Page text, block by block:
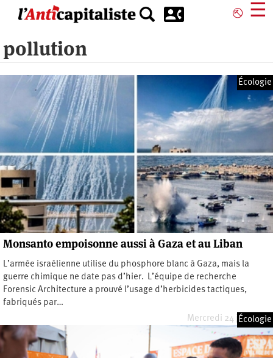
principal
⎋ ☰
pollution
Écologie
Monsanto empoisonne aussi à Gaza et au Liban
L’armée israélienne utilise du phosphore blanc à Gaza, mais la
guerre chimique ne date pas d’hier. L’équipe de recherche
Forensic Architecture a prouvé l’usage d’herbicides tactiques,
fabriqués par…
Mercredi 24 juin 2026
Écologie